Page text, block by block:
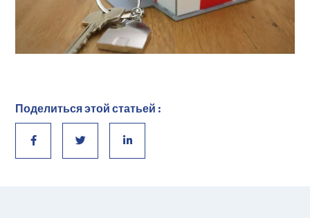
Поделиться этой статьей :